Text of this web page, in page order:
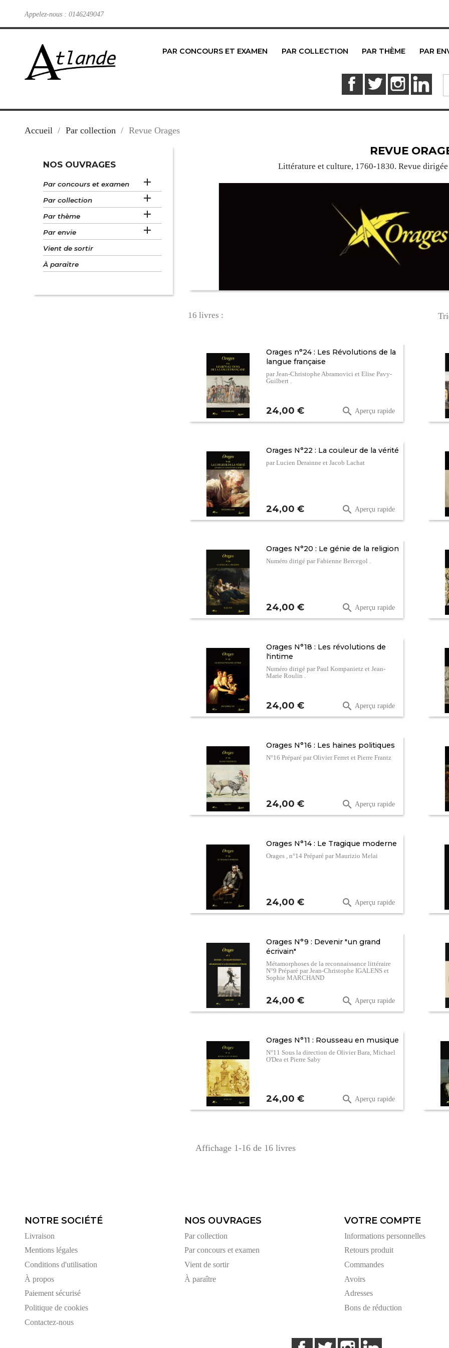
Appelez-nous : 0146249047
PAR CONCOURS ET EXAMEN PAR COLLECTION PAR THÈME PAR
FacebookTwitter Instagram
Accueil Par collection Revue Orages
NOS OUVRAGES
Par concours et examen 
Par collection 
Par thème 
Par envie 
Vient de sortir
À paraître
REVUE
Littérature et culture, 1760-1830. Revue
16 livres :
Orages n°24 : Les Révolutions de la
langue française
par Jean-Christophe Abramovici et Elise Pavy-
Guilbert .
Prix
24,00 €  Aperçu rapide
Orages N°22 : La couleur de la vérité
par Lucien Derainne et Jacob Lachat
Prix
24,00 €  Aperçu rapide
Orages N°20 : Le génie de la religion
Numéro dirigé par Fabienne Bercegol .
Prix
24,00 €  Aperçu rapide
Orages N°18 : Les révolutions de
l'intime
Numéro dirigé par Paul Kompanietz et Jean-
Marie Roulin .
Prix
24,00 €  Aperçu rapide
Orages N°16 : Les haines politiques
N°16 Préparé par Olivier Ferret et Pierre Frantz
Prix
24,00 €  Aperçu rapide
Orages N°14 : Le Tragique moderne
Orages , n°14 Préparé par Maurizio Melai
Prix
24,00 €  Aperçu rapide
Orages N°9 : Devenir "un grand
écrivain"
Métamorphoses de la reconnaissance littéraire
N°9 Préparé par Jean-Christophe IGALENS et
Sophie MARCHAND
Prix
24,00 €  Aperçu rapide
Orages N°11 : Rousseau en musique
N°11 Sous la direction de Olivier Bara, Michael
O'Dea et Pierre Saby
Prix
24,00 €  Aperçu rapide
Affichage 1-16 de 16 livres
NOTRE SOCIÉTÉ
Livraison
Mentions légales
Conditions d'utilisation
À propos
Paiement sécurisé
Politique de cookies
Contactez-nous
NOS OUVRAGES
Par collection
Par concours et examen
Vient de sortir
À paraître
VOTRE COMPTE
Informations personnelles
Retours produit
Commandes
Avoirs
Adresses
Bons de réduction
FacebookTwitter Instagram